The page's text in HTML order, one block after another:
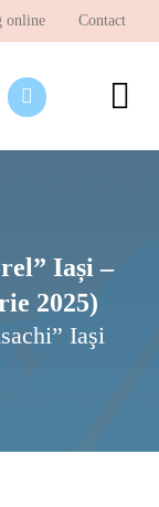
online Contact
Iași –
2025)
Iaşi